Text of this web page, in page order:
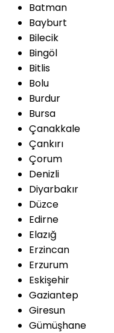
Batman
Bayburt
Bilecik
Bingöl
Bitlis
Bolu
Burdur
Bursa
Çanakkale
Çankırı
Çorum
Denizli
Diyarbakır
Düzce
Edirne
Elazığ
Erzincan
Erzurum
Eskişehir
Gaziantep
Giresun
Gümüşhane